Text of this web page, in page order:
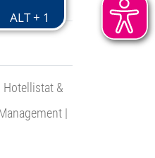
Hotellistat &
|